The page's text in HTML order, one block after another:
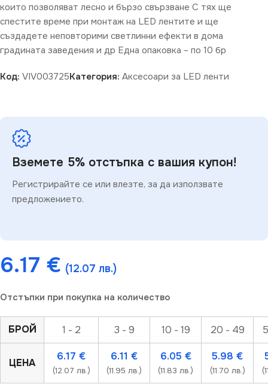
които позволяват лесно и бързо свързване С тях ще
спестите време при монтаж на LED лентите и ще
създадете неповторими светлинни ефекти в дома
градината заведения и др Една опаковка – по 10 бр
Код: VIV003725Категория: Аксесоари за LED ленти
Вземете 5% отстъпка с вашия купон!
Регистрирайте се или влезте, за да използвате
предложението.
6.17 € (12.07 лв.)
Отстъпки при покупка на количество
БРОЙ 1 - 2 3 - 9 10 - 19 20 - 49
ЦЕНА
6.17 €
(12.07 лв.)
6.11 €
(11.95 лв.)
6.05 €
(11.83 лв.)
5.98 €
(11.70 лв.)